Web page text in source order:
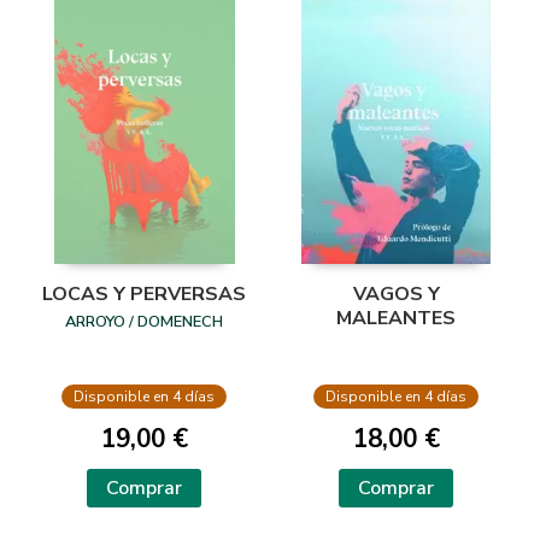
LOCAS Y PERVERSAS
ARROYO / DOMENECH
Disponible en 4 días
19,00 €
Comprar
VAGOS Y
MALEANTES
Disponible en 4 días
18,00 €
Comprar